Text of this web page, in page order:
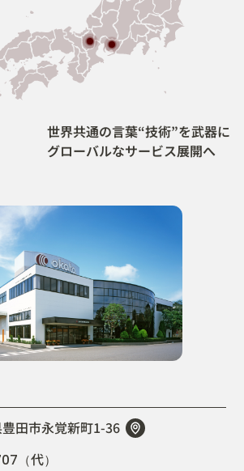
世界共通の言葉“技術”を武器に
グローバルなサービス展開へ
田市永覚新町1-36
（代）